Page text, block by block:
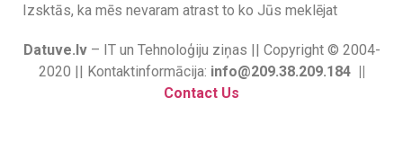
Izsktās, ka mēs nevaram atrast to ko Jūs meklējat
Datuve.lv– IT un Tehnoloģiju ziņas || Copyright © 2004-
2020 || Kontaktinformācija: info@209.38.209.184 ||
Contact Us